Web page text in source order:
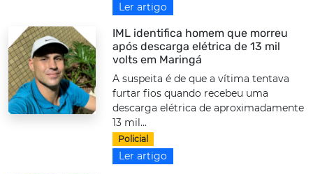
Ler artigo
IML identifica homem que morreu
após descarga elétrica de 13 mil
volts em Maringá
A suspeita é de que a vítima tentava
furtar fios quando recebeu uma
descarga elétrica de aproximadamente
13 mil...
Policial
Ler artigo